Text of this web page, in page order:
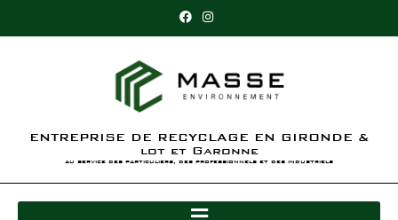
ENTREPRISE DE RECYCLAGE EN GIRONDE &
lot et Garonne
au service des particuliers, des professionnels et des industriels